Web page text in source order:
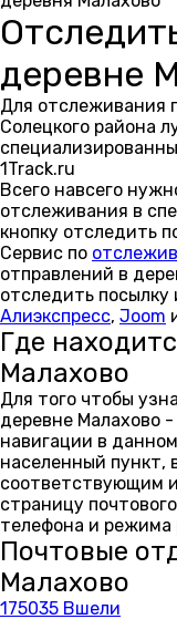
деревне
Для отслеживания
Солецкого района
1Track.ru
Всего навсего
отслеживания в
кнопку отследить
Сервис по
отправлений в
отследить посылку
Алиэкспресс, Joom
Где
Малахово
Для того чтобы
деревне Малахово
навигации в
населенный пункт,
соответствующим
страницу
телефона и режима
Почтовые
Малахово
175035 Вшели